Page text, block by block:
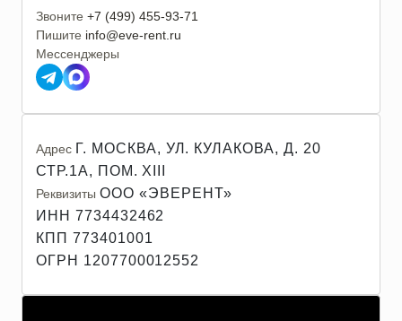
Звоните +7 (499) 455-93-71
Пишите info@eve-rent.ru
Мессенджеры
Адрес Г. МОСКВА, УЛ. КУЛАКОВА, Д. 20
СТР.1А, ПОМ. XIII
Реквизиты ООО «ЭВЕРЕНТ»
ИНН 7734432462
КПП 773401001
ОГРН 1207700012552